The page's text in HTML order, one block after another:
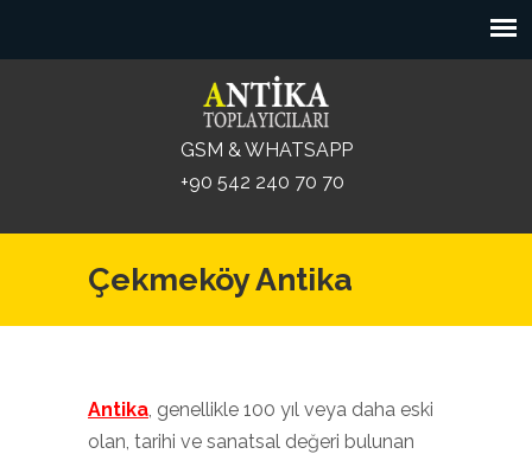
GSM & WHATSAPP
+90 542 240 70 70
Çekmeköy Antika
Antika, genellikle 100 yıl veya daha eski
olan, tarihi ve sanatsal değeri bulunan